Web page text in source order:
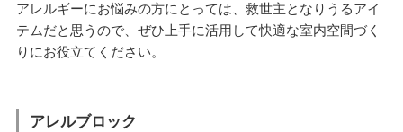
アレルギーにお悩みの方にとっては、救世主となりうるアイ
テムだと思うので、ぜひ上手に活用して快適な室内空間づく
りにお役立てください。
アレルブロック